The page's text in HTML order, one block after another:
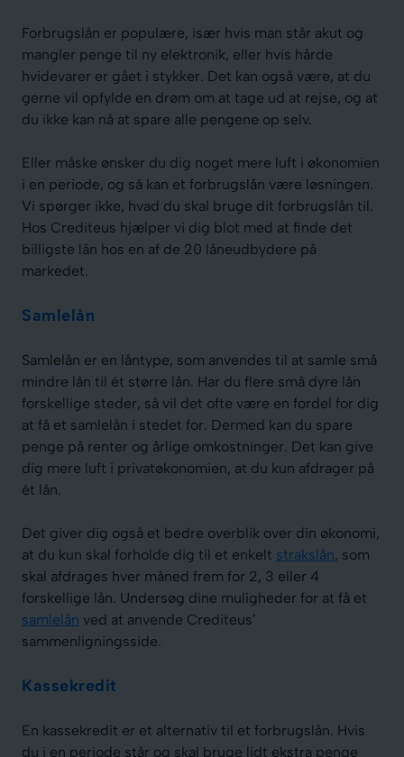
Forbrugslån er populære, især hvis man står akut og
mangler penge til ny elektronik, eller hvis hårde
hvidevarer er gået i stykker. Det kan også være, at du
gerne vil opfylde en drøm om at tage ud at rejse, og at
du ikke kan nå at spare alle pengene op selv.
Eller måske ønsker du dig noget mere luft i økonomien
i en periode, og så kan et forbrugslån være løsningen.
Vi spørger ikke, hvad du skal bruge dit forbrugslån til.
Hos Crediteus hjælper vi dig blot med at finde det
billigste lån hos en af de 20 låneudbydere på
markedet.
Samlelån
Samlelån er en låntype, som anvendes til at samle små
mindre lån til ét større lån. Har du flere små dyre lån
forskellige steder, så vil det ofte være en fordel for dig
at få et samlelån i stedet for. Dermed kan du spare
penge på renter og årlige omkostninger. Det kan give
dig mere luft i privatøkonomien, at du kun afdrager på
ét lån.
Det giver dig også et bedre overblik over din økonomi,
at du kun skal forholde dig til et enkelt strakslån, som
skal afdrages hver måned frem for 2, 3 eller 4
forskellige lån. Undersøg dine muligheder for at få et
samlelån ved at anvende Crediteus’
sammenligningsside.
Kassekredit
En kassekredit er et alternativ til et forbrugslån. Hvis
du i en periode står og skal bruge lidt ekstra penge